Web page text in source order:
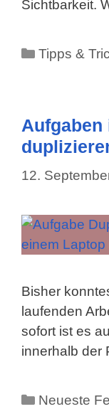
Sichtbarkeit.
Kategorien
Tipps &
Aufgaben
12.
Bisher
laufenden
sofort ist es
innerhalb der
Kategorien
Neueste